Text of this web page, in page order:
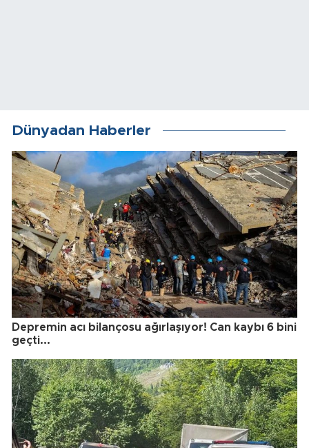
Dünyadan Haberler
Depremin acı bilançosu ağırlaşıyor! Can kaybı 6 bini
geçti...